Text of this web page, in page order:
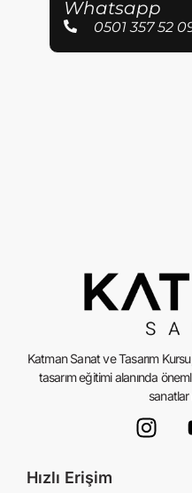
Whatsapp
0501 357 52
Katman Sanat ve Tasarım
tasarım eğitimi alanında
Hızlı Erişim